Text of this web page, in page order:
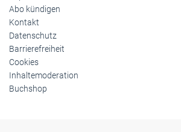
Abo kündigen
Kontakt
Datenschutz
Barrierefreiheit
Cookies
Inhaltemoderation
Buchshop